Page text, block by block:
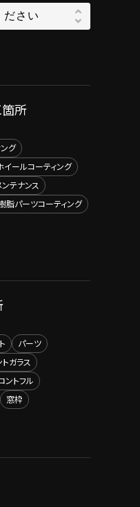
箇所
グ
イールコーティング
ンテナンス
脂パーツコーティング
パーツ
ガラス
ントフル
窓枠